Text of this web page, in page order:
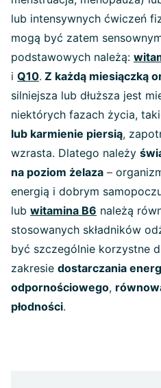
lub intensywnych ćwiczeń
mogą być zatem
podstawowych należą:
i Q10. Z każdą miesiączką
silniejsza lub dłuższa jest
niektórych fazach życia,
lub karmienie piersią,
wzrasta. Dlatego należy
na poziom żelaza –
energią i dobrym
lub witamina B6 należą
stosowanych składników
być szczególnie korzystne
zakresie dostarczania
odpornościowego,
płodności.